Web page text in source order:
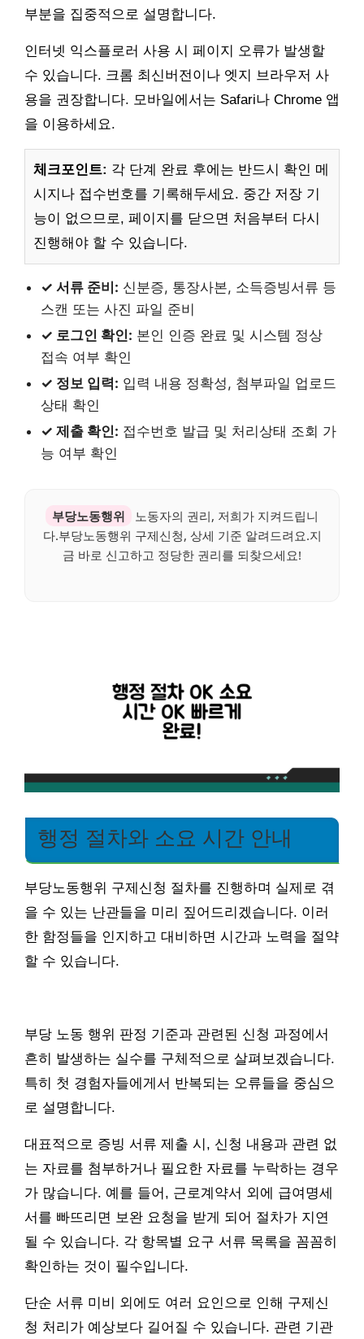
부분을 집중적으로 설명합니다.
인터넷 익스플로러 사용 시 페이지 오류가 발생할
수 있습니다. 크롬 최신버전이나 엣지 브라우저 사
용을 권장합니다. 모바일에서는 Safari나 Chrome 앱
을 이용하세요.
체크포인트: 각 단계 완료 후에는 반드시 확인 메
시지나 접수번호를 기록해두세요. 중간 저장 기
능이 없으므로, 페이지를 닫으면 처음부터 다시
진행해야 할 수 있습니다.
✓ 서류 준비: 신분증, 통장사본, 소득증빙서류 등
스캔 또는 사진 파일 준비
✓ 로그인 확인: 본인 인증 완료 및 시스템 정상
접속 여부 확인
✓ 정보 입력: 입력 내용 정확성, 첨부파일 업로드
상태 확인
✓ 제출 확인: 접수번호 발급 및 처리상태 조회 가
능 여부 확인
부당노동행위
노동자의 권리, 저희가 지켜드립니
다.부당노동행위 구제신청, 상세 기준 알려드려요.지
금 바로 신고하고 정당한 권리를 되찾으세요!
행정 절차와 소요 시간 안내
부당노동행위 구제신청 절차를 진행하며 실제로 겪
을 수 있는 난관들을 미리 짚어드리겠습니다. 이러
한 함정들을 인지하고 대비하면 시간과 노력을 절약
할 수 있습니다.
부당 노동 행위 판정 기준과 관련된 신청 과정에서
흔히 발생하는 실수를 구체적으로 살펴보겠습니다.
특히 첫 경험자들에게서 반복되는 오류들을 중심으
로 설명합니다.
대표적으로 증빙 서류 제출 시, 신청 내용과 관련 없
는 자료를 첨부하거나 필요한 자료를 누락하는 경우
가 많습니다. 예를 들어, 근로계약서 외에 급여명세
서를 빠뜨리면 보완 요청을 받게 되어 절차가 지연
될 수 있습니다. 각 항목별 요구 서류 목록을 꼼꼼히
확인하는 것이 필수입니다.
단순 서류 미비 외에도 여러 요인으로 인해 구제신
청 처리가 예상보다 길어질 수 있습니다. 관련 기관